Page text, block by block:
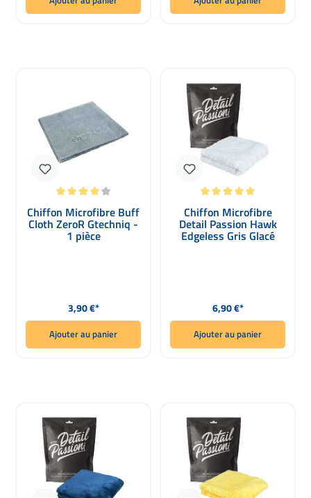
Chiffon Microfibre Buff
Cloth ZeroR Gtechniq -
1 pièce
Prix régulier :
3,90 €*
Ajouter au panier
Chiffon Microfibre
Detail Passion Hawk
Edgeless Gris Glacé
Prix régulier :
6,90 €*
Ajouter au panier